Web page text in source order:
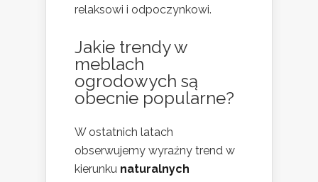
relaksowi i odpoczynkowi.
Jakie trendy w
meblach
ogrodowych są
obecnie popularne?
W ostatnich latach
obserwujemy wyraźny trend w
kierunku naturalnych